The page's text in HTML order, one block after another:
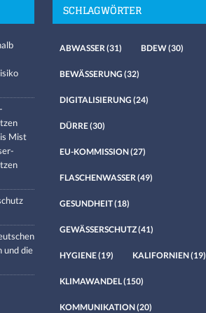
Mist
und die
SCHLAGWÖRTER
ABWASSER (31) BDEW(30)
BEWÄSSERUNG (32)
DIGITALISIERUNG (24)
DÜRRE(30)
EU-KOMMISSION(27)
FLASCHENWASSER (49)
GESUNDHEIT(18)
GEWÄSSERSCHUTZ(41)
HYGIENE(19) KALIFORNIEN(19)
KLIMAWANDEL(150)
KOMMUNIKATION(20)